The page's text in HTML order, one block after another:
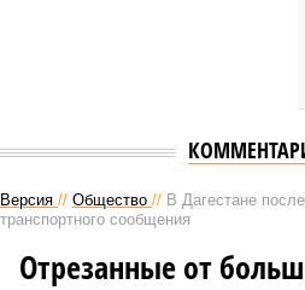
Версия // Общество // В Дагестане
транспортного сообщения
Отрезанные от